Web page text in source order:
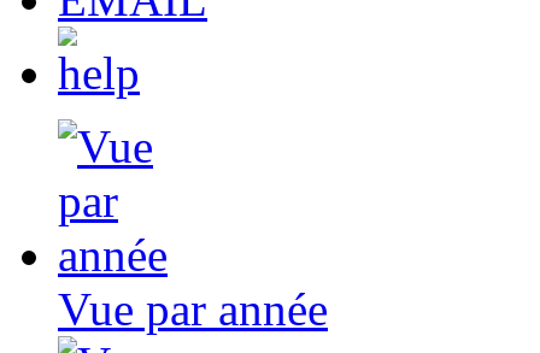
Vue par année